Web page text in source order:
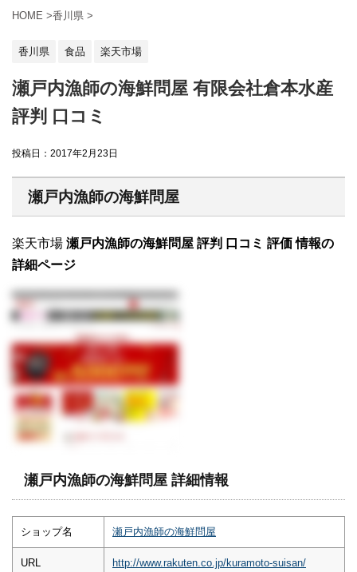
HOME >香川県 >
香川県 食品 楽天市場
瀬戸内漁師の海鮮問屋 有限会社倉本水産
評判 口コミ
投稿日： 2017年2月23日
瀬戸内漁師の海鮮問屋
楽天市場 瀬戸内漁師の海鮮問屋 評判 口コミ 評価 情報の
詳細ページ
瀬戸内漁師の海鮮問屋 詳細情報
ショップ名 瀬戸内漁師の海鮮問屋
URL http://www.rakuten.co.jp/kuramoto-suisan/